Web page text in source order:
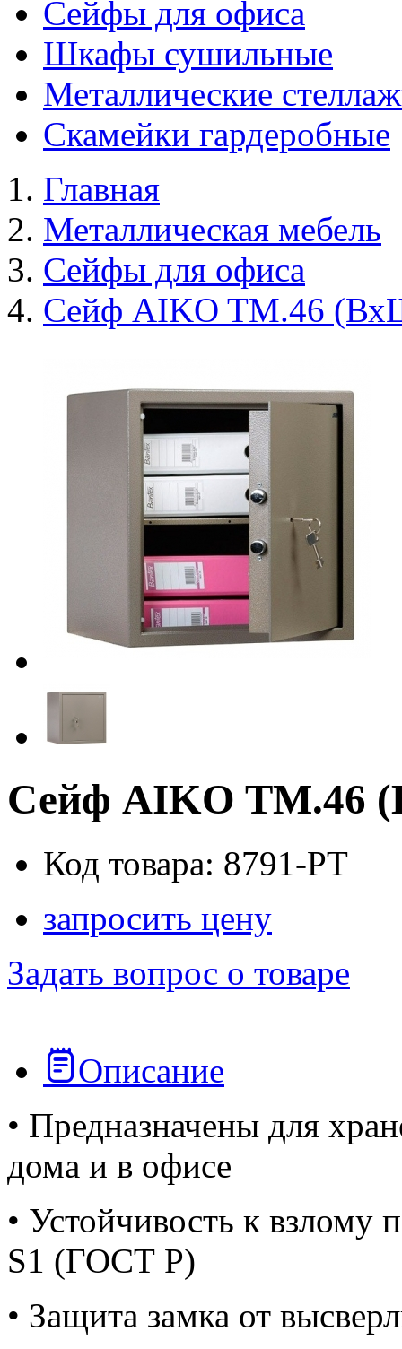
Сейфы для офиса
Шкафы сушильные
Металлические
Скамейки гардеробные
Главная
Металлическая мебель
Сейфы для офиса
Сейф AIKO TM.46
Сейф AIKO TM.46
Код товара: 8791-PT
запросить цену
Задать вопрос о товаре
Описание
• Предназначены для
дома и в офисе
• Устойчивость к
S1 (ГОСТ Р)
• Защита замка от